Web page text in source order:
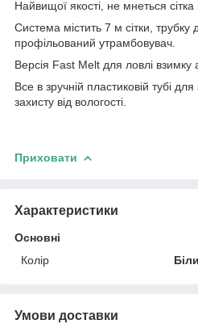
Найвищої якості, не мнеться сітка
Система містить 7 м сітки,
профільований утрамбовувач.
Версія Fast Melt для ловлі взимку
Все в зручній пластиковій тубі
захисту від вологості.
Приховати
Характеристики
Основні
Колір
Умови доставки